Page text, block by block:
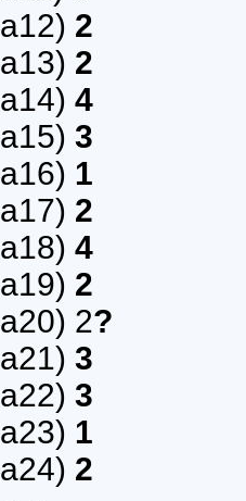
а12) 2
а13) 2
а14) 4
а15) 3
а16) 1
а17) 2
a18) 4
а19) 2
а20) 2?
а21) 3
а22) 3
а23) 1
а24) 2